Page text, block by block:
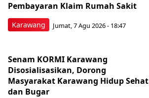
Karawang
Pembayaran Klaim Rumah Sakit
Jumat, 7 Agu 2026 - 18:47
Senam KORMI Karawang
Disosialisasikan, Dorong
Masyarakat Karawang Hidup Sehat
dan Bugar